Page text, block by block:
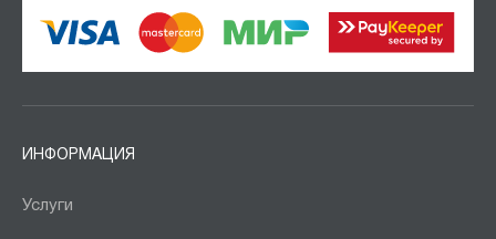
ИНФОРМАЦИЯ
Услуги